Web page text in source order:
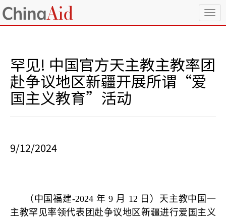
T
o
e
n
罕见! 中国官方天主教主教率团
赴争议地区新疆开展所谓“爱
国主义教育”活动
9/12/2024
（中国福建-2024 年 9 月 12 日）天主教中国一
主教罕见率领代表团赴争议地区新疆进行爱国主义